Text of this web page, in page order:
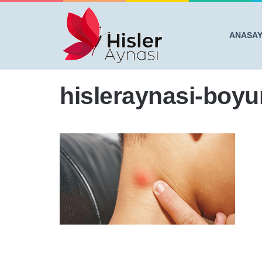
Anasayfa / HEMEN KONTROL EDİN, BOYUNDA
hisleraynasi-